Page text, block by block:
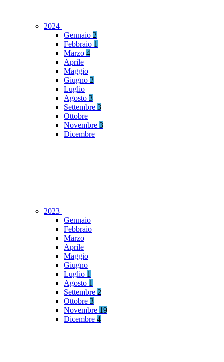
2024
Gennaio 2
Febbraio 1
Marzo 4
Aprile
Maggio
Giugno 2
Luglio
Agosto 3
Settembre 3
Ottobre
Novembre 3
Dicembre
2023
Gennaio
Febbraio
Marzo
Aprile
Maggio
Giugno
Luglio 1
Agosto 1
Settembre 2
Ottobre 3
Novembre 19
Dicembre 4